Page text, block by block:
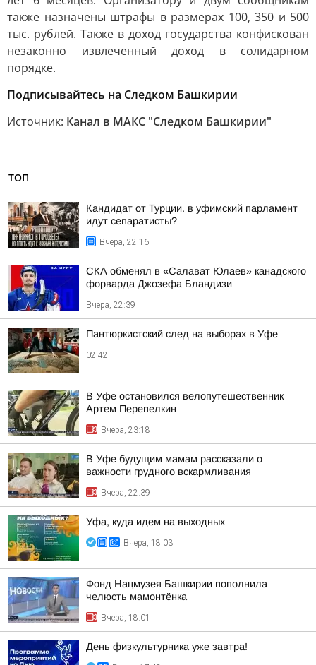
также назначены штрафы в размерах 100, 350 и 500
тыс. рублей. Также в доход государства конфискован
незаконно извлеченный доход в солидарном
порядке.
Подписывайтесь на Следком Башкирии
Источник: Канал в МАКС "Следком Башкирии"
ТОП
Кандидат от Турции. в уфимский парламент
идут сепаратисты?
Вчера, 22:16
СКА обменял в «Салават Юлаев» канадского
форварда Джозефа Бландизи
Вчера, 22:39
Пантюркистский след на выборах в Уфе
02:42
В Уфе остановился велопутешественник
Артем Перепелкин
Вчера, 23:18
В Уфе будущим мамам рассказали о
важности грудного вскармливания
Вчера, 22:39
Уфа, куда идем на выходных
Вчера, 18:03
Фонд Нацмузея Башкирии пополнила
челюсть мамонтёнка
Вчера, 18:01
День физкультурника уже завтра!